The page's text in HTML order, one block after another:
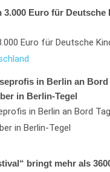
3.000 Euro für
Euro für Deutsche
in Berlin an Bord
in Berlin-Tegel
in Berlin an Bord
in Berlin-Tegel
bringt mehr als